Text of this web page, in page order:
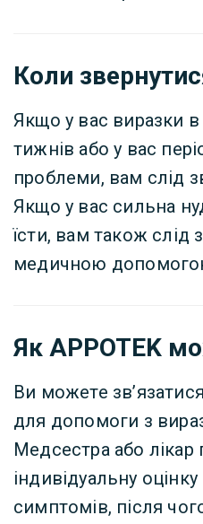
Коли
Якщо у вас виразки в
тижнів або у вас
проблеми, вам слід
Якщо у вас сильна
їсти, вам також слід
медичною
Як APPOTEK
Ви можете
для допомоги з
Медсестра або лікар
індивідуальну
симптомів, після